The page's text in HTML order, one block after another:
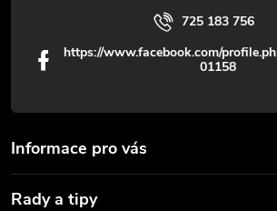
Informace pro vás
Rady a tipy
725 183 756
https://www.facebook.com/
01158